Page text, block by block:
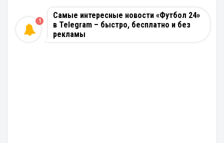
Самые интересные новости «Футбол 24»
в Telegram – быстро, бесплатно и без
рекламы
1